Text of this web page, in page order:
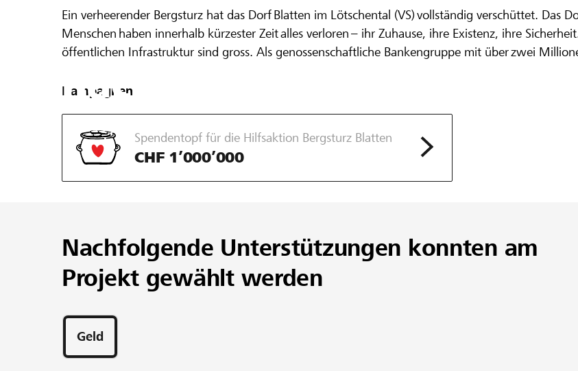
Tragödie in Blatten:
nach dem Bergsturz
Ein Projekt aus der Region der Raiffeisen
Ein verheerender Bergsturz hat das Dorf Blatten im Lötschental (VS) vollständig verschüttet. Das
Menschen haben innerhalb kürzester Zeit alles verloren – ihr Zuhause, ihre Existenz, ihre
öffentlichen Infrastruktur sind gross. Als genossenschaftliche Bankengruppe mit über zwei
Kampagnen
Spendentopf für die Hilfsaktion Bergsturz Blatten
CHF 1’000’000
Nachfolgende Unterstützungen konnten am
Projekt gewählt werden
Geld